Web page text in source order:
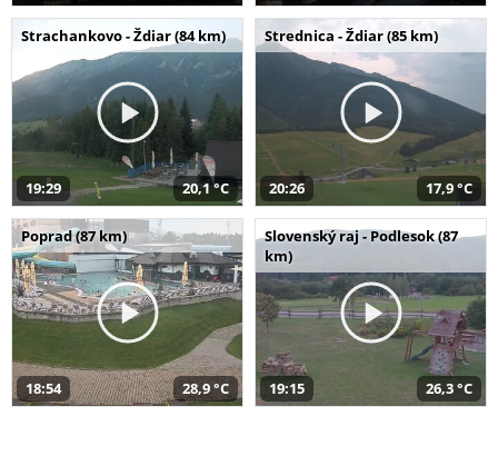
Strachankovo - Ždiar (84 km)
19:29 20,1 °C
Strednica - Ždiar (85 km)
20:26 17,9 °C
Poprad (87 km)
18:54 28,9 °C
Slovenský raj - Podlesok (87
km)
19:15 26,3 °C